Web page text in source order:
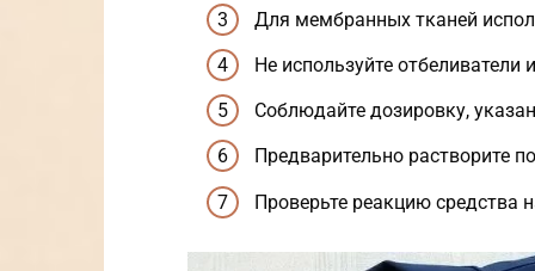
Для мембранных тканей
Не используйте
Соблюдайте дозировку,
Предварительно растворите
Проверьте реакцию средства